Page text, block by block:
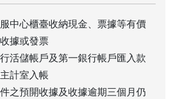
中心櫃臺收納現金、票據等有價
據或發票
活儲帳戶及第一銀行帳戶匯入款
計室入帳
之預開收據及收據逾期三個月仍